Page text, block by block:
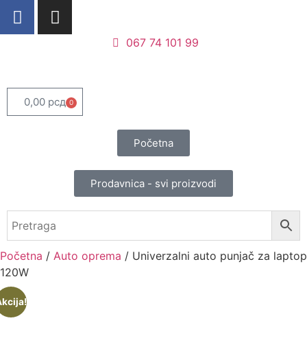
067 74 101 99
0,00 рсд 0
Početna
Prodavnica - svi proizvodi
Početna / Auto oprema / Univerzalni auto punjač za laptop
120W